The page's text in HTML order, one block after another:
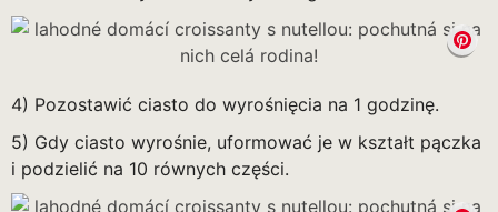
4) Pozostawić ciasto do wyrośnięcia na 1 godzinę.
5) Gdy ciasto wyrośnie, uformować je w kształt pączka
i podzielić na 10 równych części.